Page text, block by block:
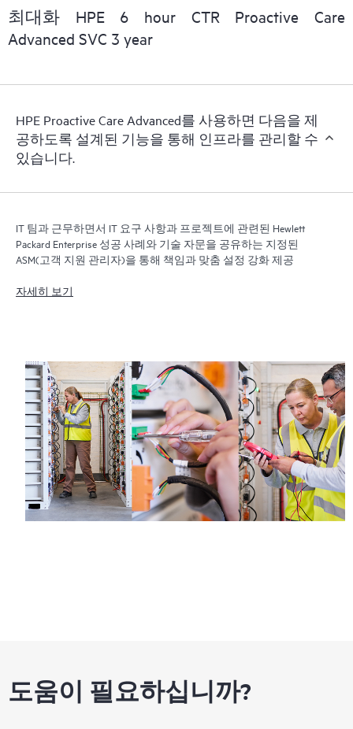
다. 이 지원 서비스를 모두 제공받고 혜택을 얻으려면 최
신 버전의 Remote Support Technology를 실행해야 합니다.
최대화 HPE 6 hour CTR Proactive Care
Advanced SVC 3 year
HPE Proactive Care Advanced를 사용하면 다음을 제
공하도록 설계된 기능을 통해 인프라를 관리할 수
있습니다.
IT 팀과 근무하면서 IT 요구 사항과 프로젝트에 관련된 Hewlett
Packard Enterprise 성공 사례와 기술 자문을 공유하는 지정된
ASM(고객 지원 관리자)을 통해 책임과 맞춤 설정 강화 제공
자세히 보기
도움이 필요하십니까?